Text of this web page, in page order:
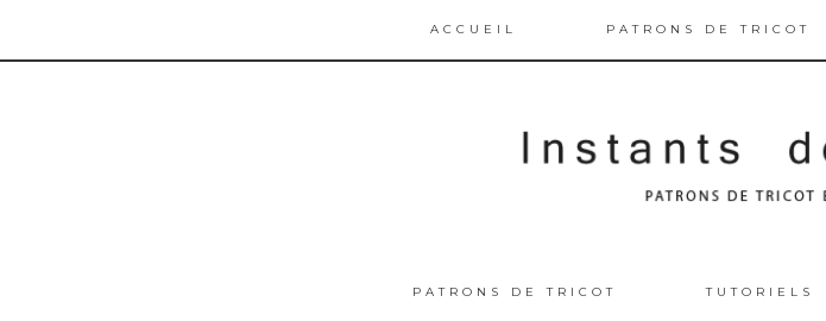
ACCUEIL PATRONS DE TRICOT
PATRONS DE TRICOT TUTORIELS